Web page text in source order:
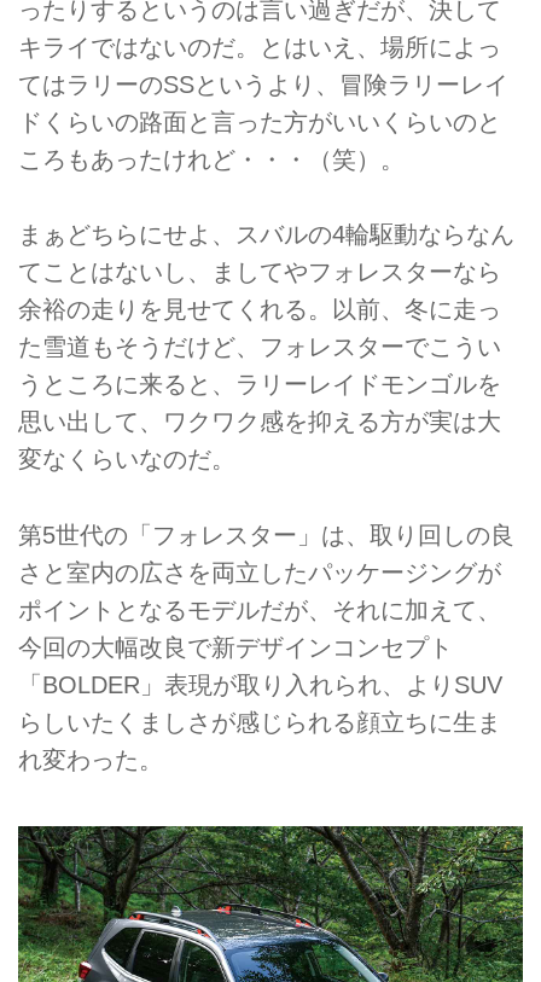
ったりするというのは言い過ぎだが、決して
キライではないのだ。とはいえ、場所によっ
てはラリーのSSというより、冒険ラリーレイ
ドくらいの路面と言った方がいいくらいのと
ころもあったけれど・・・（笑）。
まぁどちらにせよ、スバルの4輪駆動ならなん
てことはないし、ましてやフォレスターなら
余裕の走りを見せてくれる。以前、冬に走っ
た雪道もそうだけど、フォレスターでこうい
うところに来ると、ラリーレイドモンゴルを
思い出して、ワクワク感を抑える方が実は大
変なくらいなのだ。
第5世代の「フォレスター」は、取り回しの良
さと室内の広さを両立したパッケージングが
ポイントとなるモデルだが、それに加えて、
今回の大幅改良で新デザインコンセプト
「BOLDER」表現が取り入れられ、よりSUV
らしいたくましさが感じられる顔立ちに生ま
れ変わった。